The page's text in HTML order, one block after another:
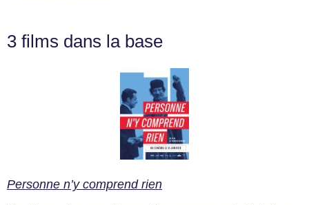
3 films dans la base
Personne n’y comprend rien